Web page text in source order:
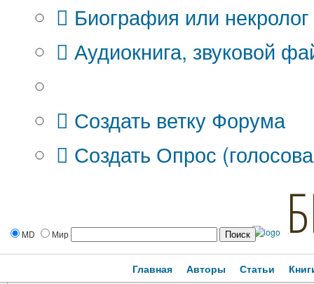
Биография или некролог
Аудиокнига, звуковой
Создать ветку Форума
Создать Опрос
MD Мир
Главная Авторы Статьи